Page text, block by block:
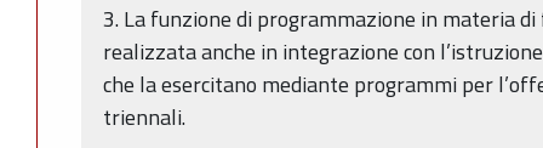
3. La funzione di programmazione in materia
realizzata anche in integrazione con
che la esercitano mediante programmi per
triennali.